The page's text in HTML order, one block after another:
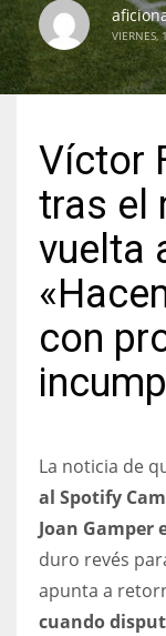
NYJ
ATL
IND
34
MIN
6
VIERNES,
Víctor
tras el
vuelta
con
La noticia de
al Spotify
Joan Gamper
duro revés
apunta a
cuando